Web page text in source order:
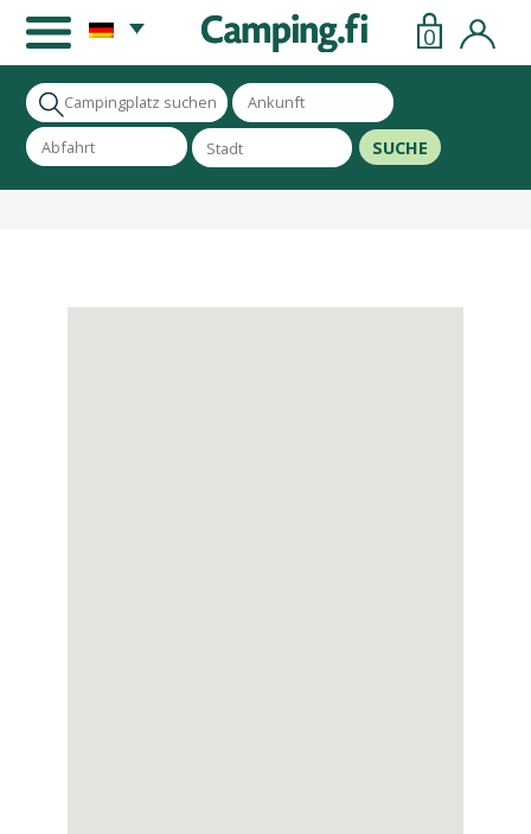
0
SUCHE